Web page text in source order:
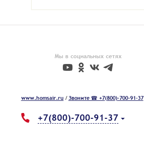
Мы в социальных сетях
www.homsair.ru /Звоните ☎ +7(800)-700-91-37
+7(800)-700-91-37